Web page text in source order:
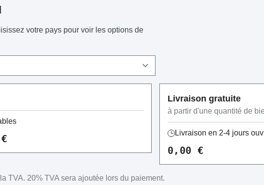
votre pays pour voir les options de
Livraison gratuite
à partir d'une quantité de
Livraison en 2-4 jours
0,00 €
TVA. 20% TVA sera ajoutée lors du paiement.